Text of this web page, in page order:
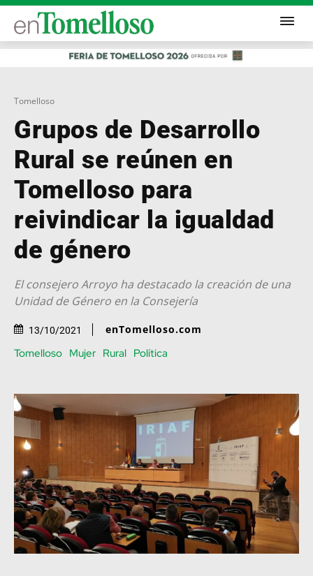
Tomelloso
Grupos de Desarrollo
Rural se reúnen en
Tomelloso para
reivindicar la igualdad
de género
El consejero Arroyo ha destacado la creación de una
Unidad de Género en la Consejería
13/10/2021 enTomelloso.com
Tomelloso Mujer Rural Política